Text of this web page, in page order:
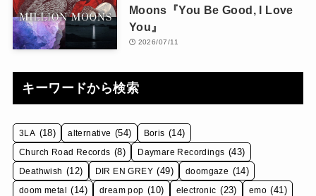
Moons『You Be Good, I Love
You』
2026/07/11
キーワードから検索
3LA (18) alternative (54) Boris (14)
Church Road Records (8) Daymare Recordings (43)
Deathwish (12) DIR EN GREY (49) doomgaze (14)
doom metal (14) dream pop (10) electronic (23) emo (41)